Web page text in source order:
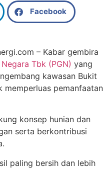
Facebook
– Kabar gembira
Tbk (PGN) yang
kawasan Bukit
memperluas pemanfaatan
konsep hunian dan
serta berkontribusi
paling bersih dan lebih